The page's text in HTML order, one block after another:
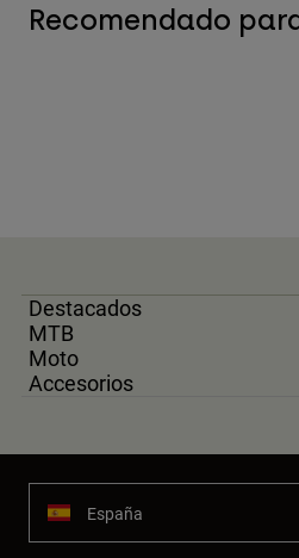
Recomendado
Destacados
MTB
Moto
Accesorios
España